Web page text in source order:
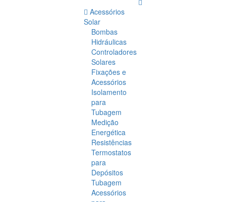
Acessórios
Solar
Bombas
Hidráulicas
Controladores
Solares
Fixações e
Acessórios
Isolamento
para
Tubagem
Medição
Energética
Resistências
Termostatos
para
Depósitos
Tubagem
Acessórios